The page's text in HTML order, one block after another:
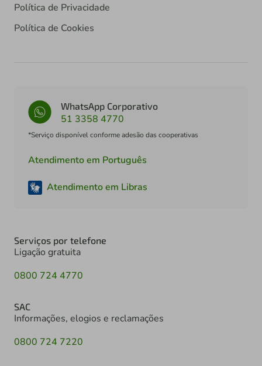
Política de Privacidade
Política de Cookies
WhatsApp Corporativo
51 3358 4770
*Serviço disponível conforme adesão das cooperativas
Atendimento em Português
Atendimento em Libras
Serviços por telefone
Ligação gratuita
0800 724 4770
SAC
Informações, elogios e reclamações
0800 724 7220